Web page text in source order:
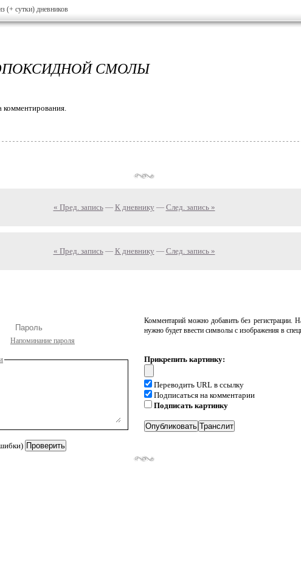
(+ сутки) дневников
СМОЛЫ
комментирования.
« Пред. запись— К дневнику — След. запись »
« Пред. запись— К дневнику — След. запись »
Напоминание пароля
Комментарий можно добавить без регистрации.
нужно будет ввести символы с изображения в
Прикрепить картинку:
Переводить URL в ссылку
Подписаться на комментарии
Подписать картинку